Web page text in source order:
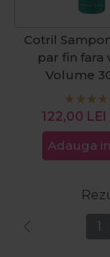
Cotril
par fin fara
Volume
122,00 LEI
Adauga
1